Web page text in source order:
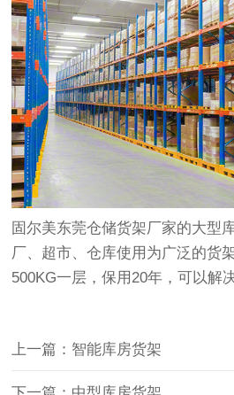
固尔美东莞仓储货架厂家的大型
厂、超市、仓库使用为广泛的货
500KG一层，保用20年，可以解
上一篇：智能库房货架